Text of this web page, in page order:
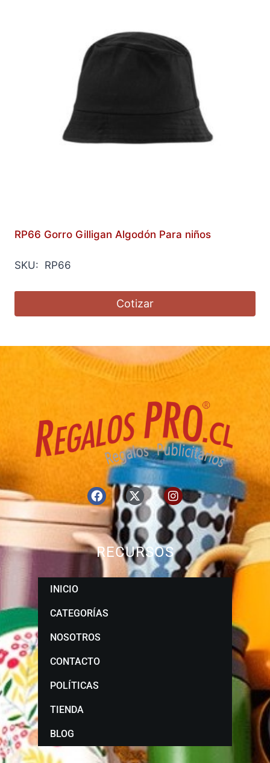
RP66 Gorro Gilligan Algodón Para niños
SKU: RP66
Cotizar
RECURSOS
INICIO
CATEGORÍAS
NOSOTROS
CONTACTO
POLÍTICAS
TIENDA
BLOG